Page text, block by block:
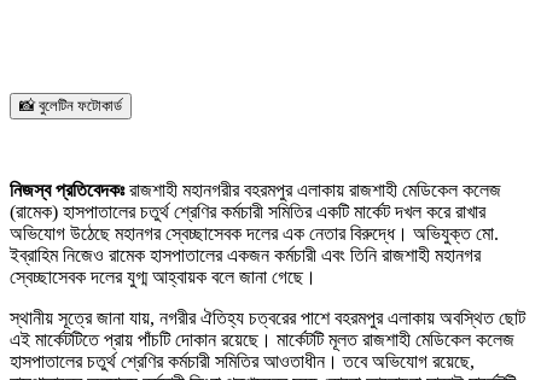
📸 বুলেটিন ফটোকার্ড
নিজস্ব প্রতিবেদকঃরাজশাহী মহানগরীর বহরমপুর এলাকায় রাজশাহী মেডিকেল কলেজ
(রামেক) হাসপাতালের চতুর্থ শ্রেণির কর্মচারী সমিতির একটি মার্কেট দখল করে রাখার
অভিযোগ উঠেছে মহানগর স্বেচ্ছাসেবক দলের এক নেতার বিরুদ্ধে। অভিযুক্ত মো.
ইব্রাহিম নিজেও রামেক হাসপাতালের একজন কর্মচারী এবং তিনি রাজশাহী মহানগর
স্বেচ্ছাসেবক দলের যুগ্ম আহ্বায়ক বলে জানা গেছে।
স্থানীয় সূত্রে জানা যায়, নগরীর ঐতিহ্য চত্বরের পাশে বহরমপুর এলাকায় অবস্থিত ছোট
এই মার্কেটটিতে প্রায় পাঁচটি দোকান রয়েছে। মার্কেটটি মূলত রাজশাহী মেডিকেল কলেজ
হাসপাতালের চতুর্থ শ্রেণির কর্মচারী সমিতির আওতাধীন। তবে অভিযোগ রয়েছে,